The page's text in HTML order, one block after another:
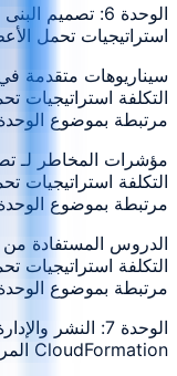
الوحدة 6:
استراتيجيات تحمل
سيناريوهات متقدمة
التكلفة
مرتبطة بموضوع
مؤشرات المخاطر لـ
التكلفة
مرتبطة بموضوع
الدروس المستفادة
التكلفة
مرتبطة بموضوع
CloudFormation المراقبة والتسجيل